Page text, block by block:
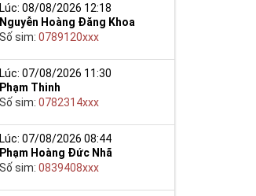
Lúc: 08/08/2026 12:18
Nguyễn Hoàng Đăng Khoa
Số sim:0789120xxx
Lúc: 07/08/2026 11:30
Phạm Thinh
Số sim:0782314xxx
Lúc: 07/08/2026 08:44
Phạm Hoàng Đức Nhã
Số sim:0839408xxx